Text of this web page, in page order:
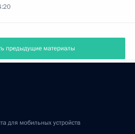
предыдущие материалы
для мобильных устройств